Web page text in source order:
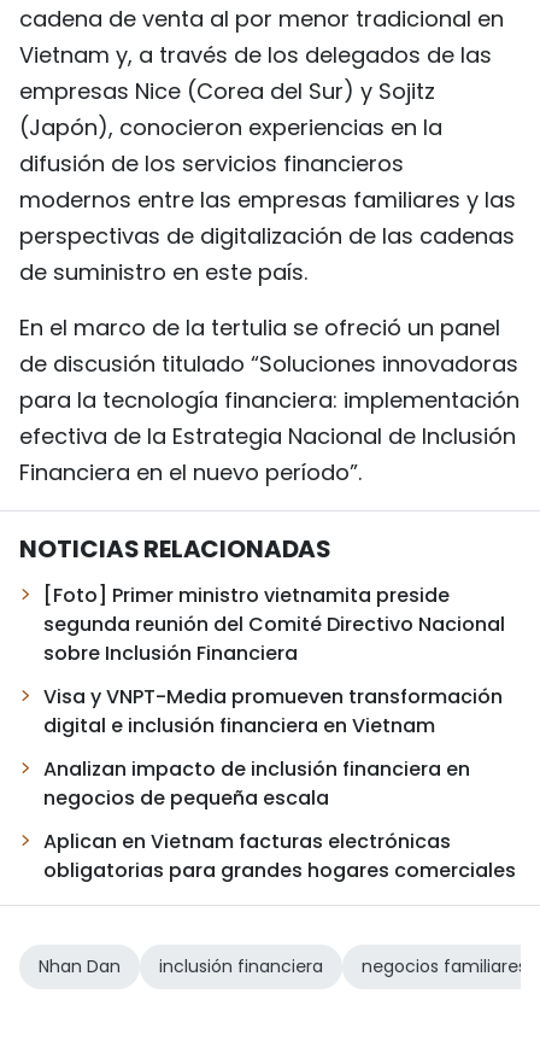
cadena de venta al por menor tradicional en
Vietnam y, a través de los delegados de las
empresas Nice (Corea del Sur) y Sojitz
(Japón), conocieron experiencias en la
difusión de los servicios financieros
modernos entre las empresas familiares y las
perspectivas de digitalización de las cadenas
de suministro en este país.
En el marco de la tertulia se ofreció un panel
de discusión titulado “Soluciones innovadoras
para la tecnología financiera: implementación
efectiva de la Estrategia Nacional de Inclusión
Financiera en el nuevo período”.
NOTICIAS RELACIONADAS
[Foto] Primer ministro vietnamita preside
segunda reunión del Comité Directivo Nacional
sobre Inclusión Financiera
Visa y VNPT-Media promueven transformación
digital e inclusión financiera en Vietnam
Analizan impacto de inclusión financiera en
negocios de pequeña escala
Aplican en Vietnam facturas electrónicas
obligatorias para grandes hogares comerciales
Nhan Dan inclusión financiera negocios familiares